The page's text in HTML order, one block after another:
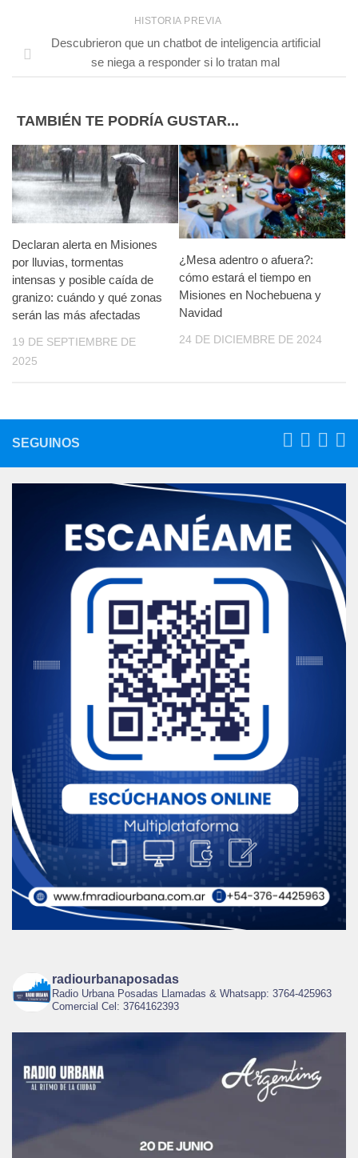
HISTORIA PREVIA
Descubrieron que un chatbot de inteligencia artificial
se niega a responder si lo tratan mal
TAMBIÉN TE PODRÍA GUSTAR...
Declaran alerta en Misiones
por lluvias, tormentas
intensas y posible caída de
granizo: cuándo y qué zonas
serán las más afectadas
19 DE SEPTIEMBRE DE
2025
¿Mesa adentro o afuera?:
cómo estará el tiempo en
Misiones en Nochebuena y
Navidad
24 DE DICIEMBRE DE 2024
SEGUINOS
radiourbanaposadas
Radio Urbana Posadas Llamadas & Whatsapp: 3764-425963
Comercial Cel: 3764162393